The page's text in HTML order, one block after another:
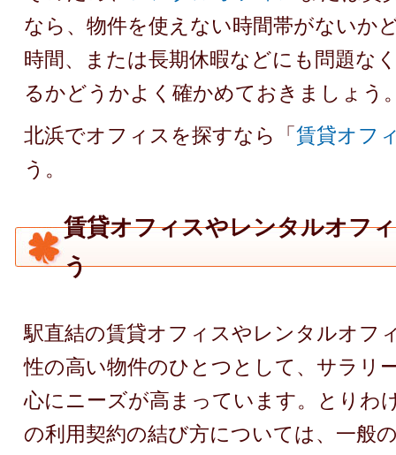
なら、物件を使えない時間帯がないか
時間、または長期休暇などにも問題な
るかどうかよく確かめておきましょう
北浜でオフィスを探すなら「賃貸オフ
う。
賃貸オフィスやレンタルオフ
う
駅直結の賃貸オフィスやレンタルオフ
性の高い物件のひとつとして、サラリ
心にニーズが高まっています。とりわ
の利用契約の結び方については、一般